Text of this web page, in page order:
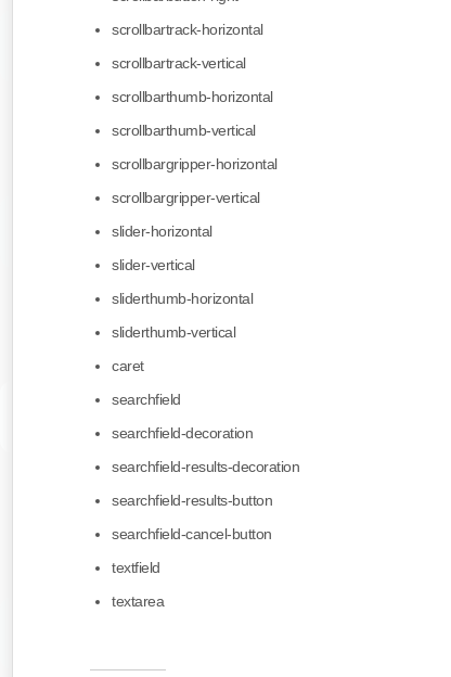
scrollbartrack-horizontal
scrollbartrack-vertical
scrollbarthumb-horizontal
scrollbarthumb-vertical
scrollbargripper-horizontal
scrollbargripper-vertical
slider-horizontal
slider-vertical
sliderthumb-horizontal
sliderthumb-vertical
caret
searchfield
searchfield-decoration
searchfield-results-decoration
searchfield-results-button
searchfield-cancel-button
textfield
textarea